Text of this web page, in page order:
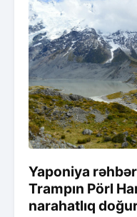
Yaponiya
Trampın Pörl
narahatlıq